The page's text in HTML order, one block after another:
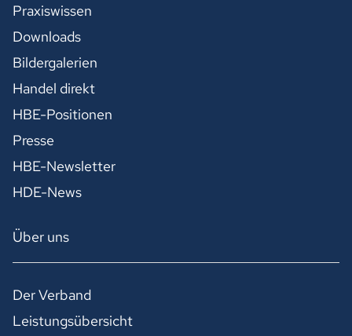
Praxiswissen
Downloads
Bildergalerien
Handel direkt
HBE-Positionen
Presse
HBE-Newsletter
HDE-News
Über uns
Der Verband
Leistungsübersicht